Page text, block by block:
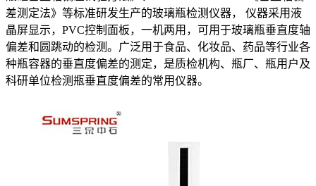
差测定法》等标准研发生产的玻璃瓶检测仪器， 仪器采用液
晶屏显示，PVC控制面板，一机两用，可用于玻璃瓶垂直度轴
偏差和圆跳动的检测。广泛用于食品、化妆品、药品等行业各
种瓶容器的垂直度偏差的测定，是质检机构、瓶厂、瓶用户及
科研单位检测瓶垂直度偏差的常用仪器。